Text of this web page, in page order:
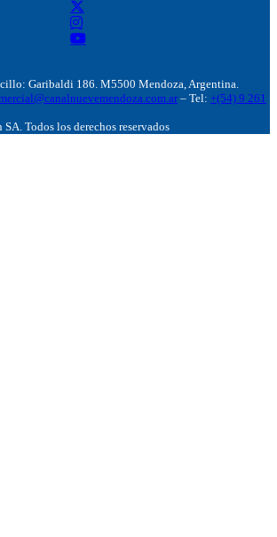
Garibaldi 186. M5500 Mendoza, Argentina.
– Tel: +(54) 9 261
Todos los derechos reservados